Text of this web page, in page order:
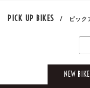
PICK UP BIKES / ピック
NEW